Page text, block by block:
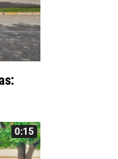
0:15